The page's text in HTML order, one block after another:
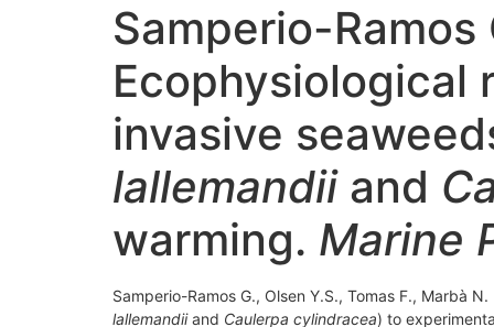
Samperio-Ramos
Ecophysiological
invasive
lallemandiiand
warming. Marine
Samperio-Ramos G., Olsen Y.S., Tomas F., Marbà
lallemandiiand Caulerpa cylindracea) to